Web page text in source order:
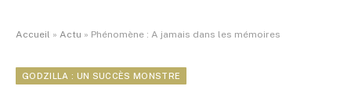
Accueil » Actu » Phénomène : A jamais dans les mémoires
GODZILLA : UN SUCCÈS MONSTRE